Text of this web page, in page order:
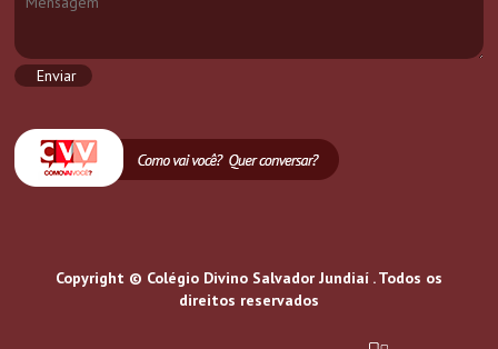
Copyright © Colégio Divino Salvador Jundiaí . Todos os
direitos reservados